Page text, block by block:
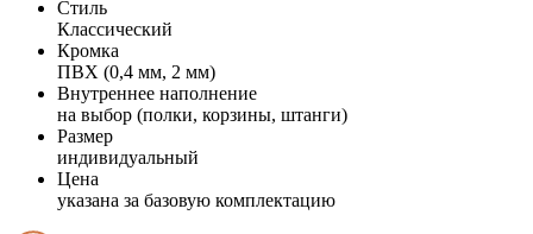
Стиль
Классический
Кромка
ПВХ (0,4 мм, 2 мм)
Внутреннее наполнение
на выбор (полки, корзины, штанги)
Размер
индивидуальный
Цена
указана за базовую комплектацию